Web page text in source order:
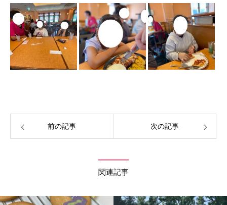
前の記事 次の記事
関連記事